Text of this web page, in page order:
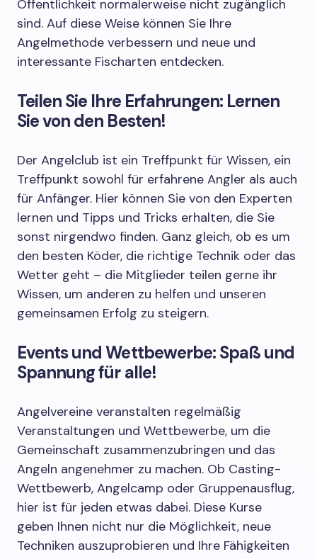
Öffentlichkeit normalerweise nicht zugänglich
sind. Auf diese Weise können Sie Ihre
Angelmethode verbessern und neue und
interessante Fischarten entdecken.
Teilen Sie Ihre Erfahrungen: Lernen
Sie von den Besten!
Der Angelclub ist ein Treffpunkt für Wissen, ein
Treffpunkt sowohl für erfahrene Angler als auch
für Anfänger. Hier können Sie von den Experten
lernen und Tipps und Tricks erhalten, die Sie
sonst nirgendwo finden. Ganz gleich, ob es um
den besten Köder, die richtige Technik oder das
Wetter geht – die Mitglieder teilen gerne ihr
Wissen, um anderen zu helfen und unseren
gemeinsamen Erfolg zu steigern.
Events und Wettbewerbe: Spaß und
Spannung für alle!
Angelvereine veranstalten regelmäßig
Veranstaltungen und Wettbewerbe, um die
Gemeinschaft zusammenzubringen und das
Angeln angenehmer zu machen. Ob Casting-
Wettbewerb, Angelcamp oder Gruppenausflug,
hier ist für jeden etwas dabei. Diese Kurse
geben Ihnen nicht nur die Möglichkeit, neue
Techniken auszuprobieren und Ihre Fähigkeiten